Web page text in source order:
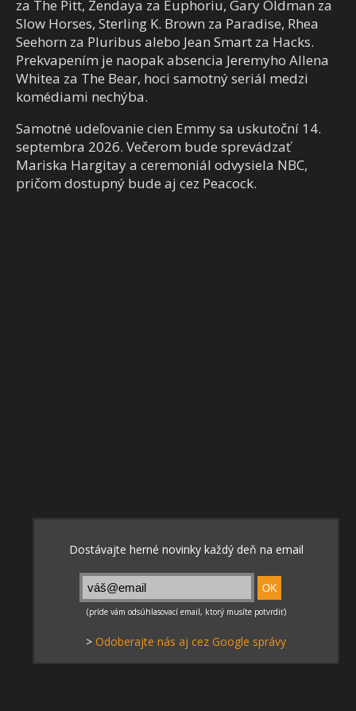
za The Pitt, Zendaya za Euphoriu, Gary Oldman za
Slow Horses, Sterling K. Brown za Paradise, Rhea
Seehorn za Pluribus alebo Jean Smart za Hacks.
Prekvapením je naopak absencia Jeremyho Allena
Whitea za The Bear, hoci samotný seriál medzi
komédiami nechýba.
Samotné udeľovanie cien Emmy sa uskutoční 14.
septembra 2026. Večerom bude sprevádzať
Mariska Hargitay a ceremoniál odvysiela NBC,
pričom dostupný bude aj cez Peacock.
> Odoberajte nás aj cez Google správy